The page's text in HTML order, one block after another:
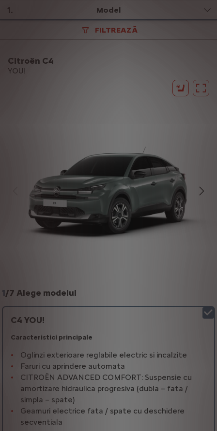
1. Model
FILTREAZĂ
Citroën C4
YOU!
1/7 Alege modelul
C4 YOU!
Caracteristici principale
Oglinzi exterioare reglabile electric si incalzite
Faruri cu aprindere automata
CITROËN ADVANCED COMFORT: Suspensie cu
amortizare hidraulica progresiva (dubla – fata /
simpla – spate)
Geamuri electrice fata / spate cu deschidere
secventiala